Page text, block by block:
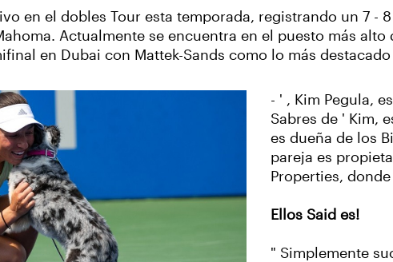
en el dobles Tour esta temporada, registrando un 7 -
Actualmente se encuentra en el puesto más
en Dubai con Mattek-Sands como lo más
- ' , Kim Pegula,
Sabres de ' Kim,
es dueña de los
pareja es
Properties,
Ellos Said es!
" Simplemente